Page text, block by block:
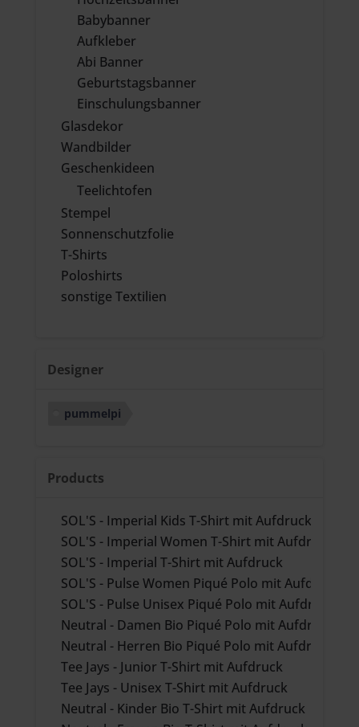
Babybanner
Aufkleber
Abi Banner
Geburtstagsbanner
Einschulungsbanner
Glasdekor
Wandbilder
Geschenkideen
Teelichtofen
Stempel
Sonnenschutzfolie
T-Shirts
Poloshirts
sonstige Textilien
Designer
pummelpi
Products
SOL'S - Imperial Kids T-Shirt mit Aufdruck
SOL'S - Imperial Women T-Shirt mit Aufdruck
SOL'S - Imperial T-Shirt mit Aufdruck
SOL'S - Pulse Women Piqué Polo mit Aufdruck
SOL'S - Pulse Unisex Piqué Polo mit Aufdruck
Neutral - Damen Bio Piqué Polo mit Aufdruck
Neutral - Herren Bio Piqué Polo mit Aufdruck
Tee Jays - Junior T-Shirt mit Aufdruck
Tee Jays - Unisex T-Shirt mit Aufdruck
Neutral - Kinder Bio T-Shirt mit Aufdruck